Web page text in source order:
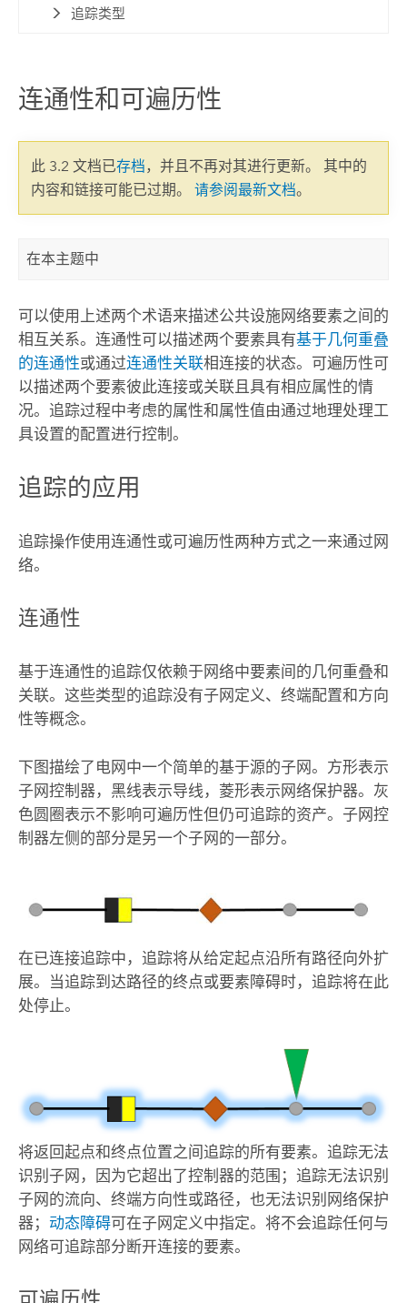
追踪类型
连通性和可遍历性
此 3.2 文档已存档，并且不再对其进行更新。 其中的
内容和链接可能已过期。 请参阅最新文档。
在本主题中
可以使用上述两个术语来描述公共设施网络要素之间的
相互关系。连通性可以描述两个要素具有基于几何重叠
的连通性或通过连通性关联相连接的状态。可遍历性可
以描述两个要素彼此连接或关联且具有相应属性的情
况。追踪过程中考虑的属性和属性值由通过地理处理工
具设置的配置进行控制。
追踪的应用
追踪操作使用连通性或可遍历性两种方式之一来通过网
络。
连通性
基于连通性的追踪仅依赖于网络中要素间的几何重叠和
关联。这些类型的追踪没有子网定义、终端配置和方向
性等概念。
下图描绘了电网中一个简单的基于源的子网。方形表示
子网控制器，黑线表示导线，菱形表示网络保护器。灰
色圆圈表示不影响可遍历性但仍可追踪的资产。子网控
制器左侧的部分是另一个子网的一部分。
在已连接追踪中，追踪将从给定起点沿所有路径向外扩
展。当追踪到达路径的终点或要素障碍时，追踪将在此
处停止。
将返回起点和终点位置之间追踪的所有要素。追踪无法
识别子网，因为它超出了控制器的范围；追踪无法识别
子网的流向、终端方向性或路径，也无法识别网络保护
器； 动态障碍可在子网定义中指定。将不会追踪任何与
网络可追踪部分断开连接的要素。